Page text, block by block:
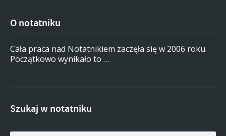
O notatniku
Cała praca nad Notatnikiem zaczęła się w 2006 roku.
Początkowo wynikało to …
Szukaj w notatniku